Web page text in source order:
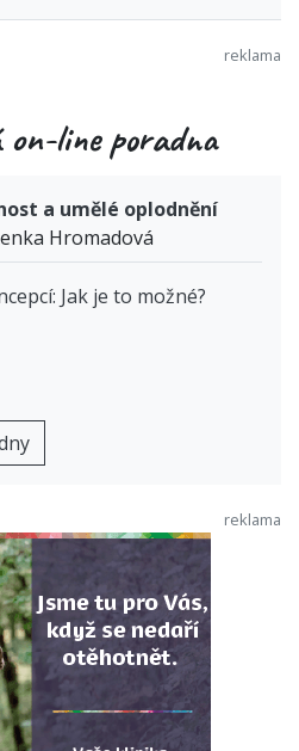
on-line poradna
a umělé oplodnění
Hromadová
Jak je to možné?